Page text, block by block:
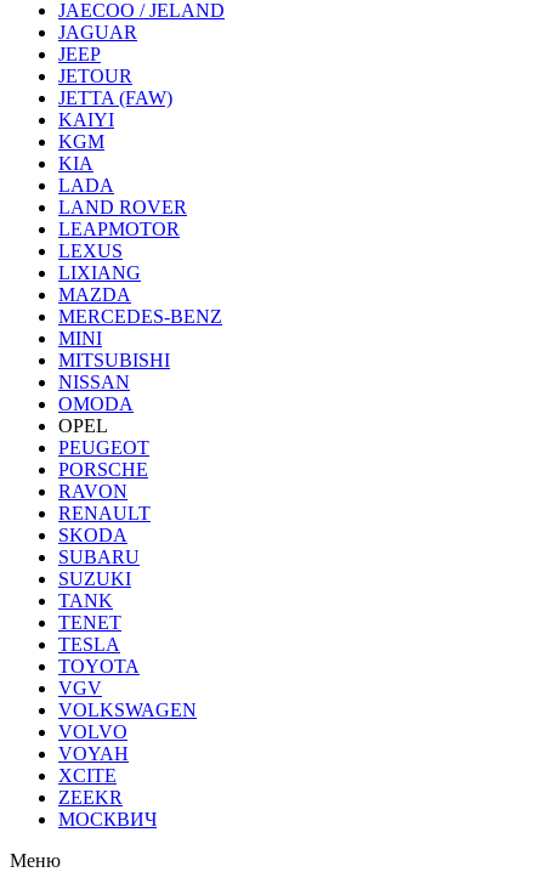
JAECOO / JELAND
JAGUAR
JEEP
JETOUR
JETTA (FAW)
KAIYI
KGM
KIA
LADA
LAND ROVER
LEAPMOTOR
LEXUS
LIXIANG
MAZDA
MERCEDES-BENZ
MINI
MITSUBISHI
NISSAN
OMODA
OPEL
PEUGEOT
PORSCHE
RAVON
RENAULT
SKODA
SUBARU
SUZUKI
TANK
TENET
TESLA
TOYOTA
VGV
VOLKSWAGEN
VOLVO
VOYAH
XCITE
ZEEKR
МОСКВИЧ
Меню